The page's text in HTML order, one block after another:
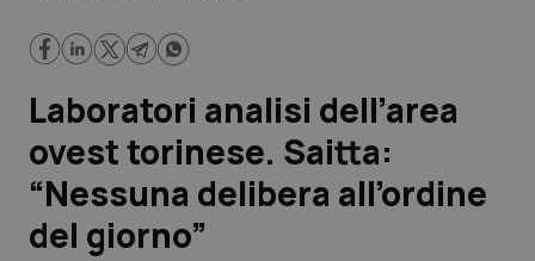
Regioni e Asl
Lavoro e Professioni
Scienza e Farmaci
Studi e Analisi
Laboratori analisi dell’area
ovest torinese. Saitta:
“Nessuna delibera all’ordine
del giorno”